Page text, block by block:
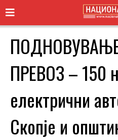
ПРЕВОЗ – 150
електрични
Скопје и